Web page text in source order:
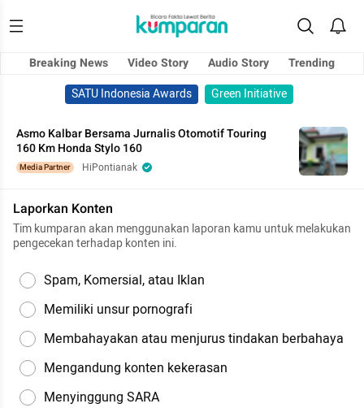
Breaking News Video Story Audio Story
Trending
SATU Indonesia Awards
Green Initiative
Asmo Kalbar Bersama Jurnalis Otomotif Touring
160 Km Honda Stylo 160
Media Partner HiPontianak
Laporkan Konten
Tim kumparan akan menggunakan laporan kamu untuk melakukan
pengecekan terhadap konten ini.
Spam, Komersial, atau Iklan
Memiliki unsur pornografi
Membahayakan atau menjurus tindakan berbahaya
Mengandung konten kekerasan
Menyinggung SARA